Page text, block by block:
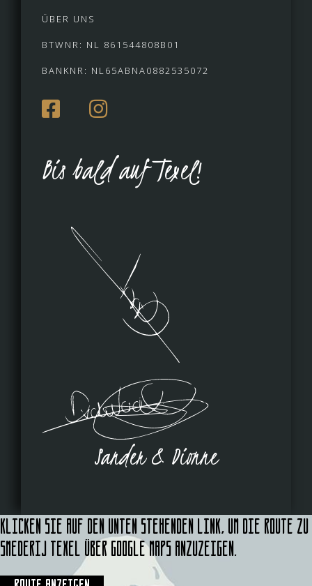
ÜBER UNS
BTWNR: NL 861544808B01
BANKNR: NL65ABNA0882535072
Bis bald auf Texel!
Sander & Dionne
Klicken Sie auf den unten stehenden Link, um die Route zu
Smederij Texel über Google Maps anzuzeigen.